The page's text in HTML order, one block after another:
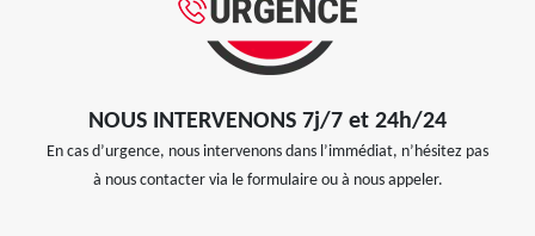
NOUS INTERVENONS 7j/7 et 24h/24
En cas d’urgence, nous intervenons dans l’immédiat, n’hésitez pas
à nous contacter via le formulaire ou à nous appeler.